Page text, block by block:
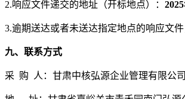
2.响应文件递交的地址（开标地点）：
3.逾期送达或者未送达指定地点的响应文
九、联系方式
采 购 人： 甘肃中核弘源企业管理有限公司